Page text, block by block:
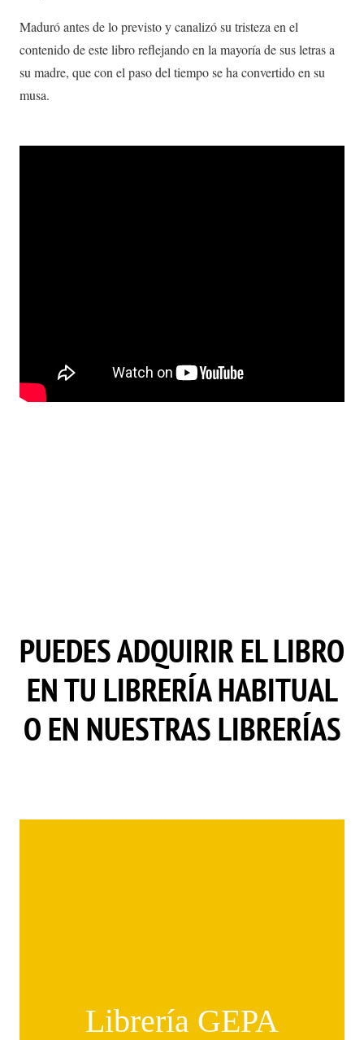
Maduró antes de lo previsto y canalizó su tristeza en el
contenido de este libro reflejando en la mayoría de sus letras a
su madre, que con el paso del tiempo se ha convertido en su
musa.
PUEDES ADQUIRIR EL LIBRO
EN TU LIBRERÍA HABITUAL
O EN NUESTRAS LIBRERÍAS
Librería GEPA